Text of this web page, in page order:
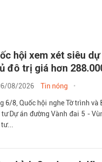
hội xem xét siêu
đô trị giá hơn
08/2026 Tin nóng
6/8, Quốc hội nghe Tờ trình
Dự án đường Vành đai 5 -